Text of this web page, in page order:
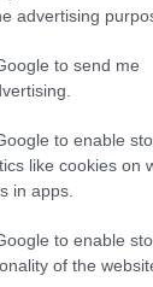
advertising
to send me
to enable
like cookies on
in apps.
to enable
of the
2ου
τους